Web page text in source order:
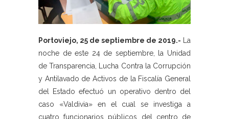
Portoviejo, 25 de septiembre de 2019.- La
noche de este 24 de septiembre, la Unidad
de Transparencia, Lucha Contra la Corrupción
y Antilavado de Activos de la Fiscalía General
del Estado efectuó un operativo dentro del
caso «Valdivia» en el cual se investiga a
cuatro funcionarios públicos del centro de